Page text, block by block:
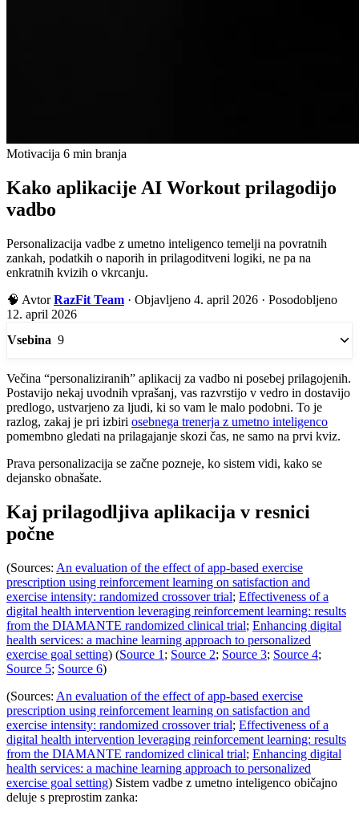
Motivacija 6 min branja
Kako aplikacije AI Workout prilagodijo
vadbo
Personalizacija vadbe z umetno inteligenco temelji na povratnih
zankah, podatkih o naporih in prilagoditveni logiki, ne pa na
enkratnih kvizih o vkrcanju.
🧠 AvtorRazFit Team · Objavljeno 4. april 2026 · Posodobljeno
12. april 2026
Vsebina 9
Večina “personaliziranih” aplikacij za vadbo ni posebej prilagojenih.
Postavijo nekaj uvodnih vprašanj, vas razvrstijo v vedro in dostavijo
predlogo, ustvarjeno za ljudi, ki so vam le malo podobni. To je
razlog, zakaj je pri izbiri osebnega trenerja z umetno inteligenco
pomembno gledati na prilagajanje skozi čas, ne samo na prvi kviz.
Prava personalizacija se začne pozneje, ko sistem vidi, kako se
dejansko obnašate.
Kaj prilagodljiva aplikacija v resnici
počne
(Sources: An evaluation of the effect of app-based exercise
prescription using reinforcement learning on satisfaction and
exercise intensity: randomized crossover trial; Effectiveness of a
digital health intervention leveraging reinforcement learning: results
from the DIAMANTE randomized clinical trial; Enhancing digital
health services: a machine learning approach to personalized
exercise goal setting) (Source 1 ; Source 2; Source 3; Source 4;
Source 5; Source 6)
(Sources: An evaluation of the effect of app-based exercise
prescription using reinforcement learning on satisfaction and
exercise intensity: randomized crossover trial; Effectiveness of a
digital health intervention leveraging reinforcement learning: results
from the DIAMANTE randomized clinical trial; Enhancing digital
health services: a machine learning approach to personalized
exercise goal setting) Sistem vadbe z umetno inteligenco običajno
deluje s preprostim zanka: